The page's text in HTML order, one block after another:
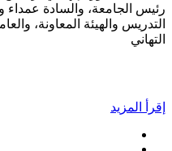
التهاني
إقرأ المزيد